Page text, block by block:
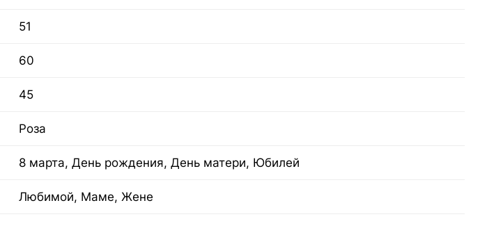
51
60
45
Роза
8 марта, День рождения, День матери, Юбилей
Любимой, Маме, Жене